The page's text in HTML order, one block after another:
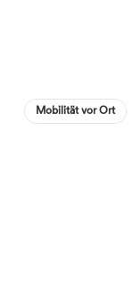
Mobilität vor Ort